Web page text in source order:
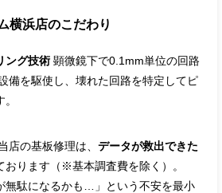
横浜店のこだわり
ング技術 顕微鏡下で0.1mm単位の回路
備を駆使し、壊れた回路を特定してピ
店の基板修理は、データが救出できた
おります（※基本調査費を除く）。
無駄になるかも…」という不安を最小